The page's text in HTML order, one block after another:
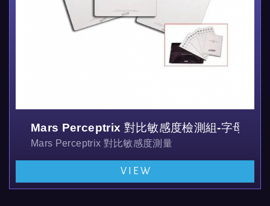
Mars Perceptrix 對比敏感度檢測組-字母版
Mars Perceptrix 對比敏感度測量
檢測組內附3 張對敏感度圖表、說明書和一個收納袋
VIEW